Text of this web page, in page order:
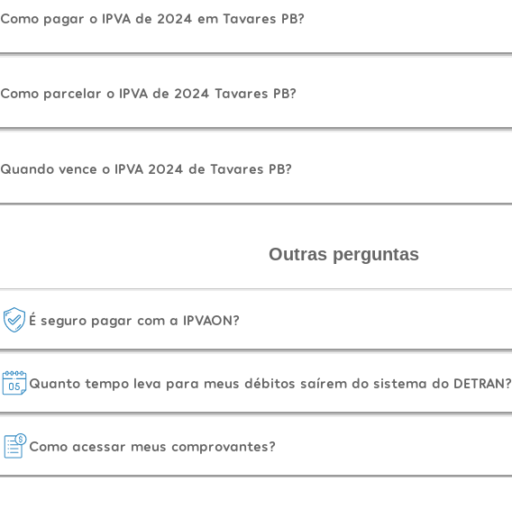
Como pagar o IPVA de 2024 em Tavares PB?
Como parcelar o IPVA de 2024 Tavares PB?
Quando vence o IPVA 2024 de Tavares PB?
Outras perguntas
É seguro pagar com a IPVAON?
Quanto tempo leva para meus débitos saírem do sistema do DETRAN?
Como acessar meus comprovantes?